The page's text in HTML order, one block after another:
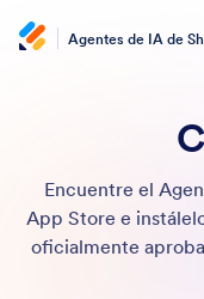
Agentes de IA de
Encuentre el
App Store e
oficialmente